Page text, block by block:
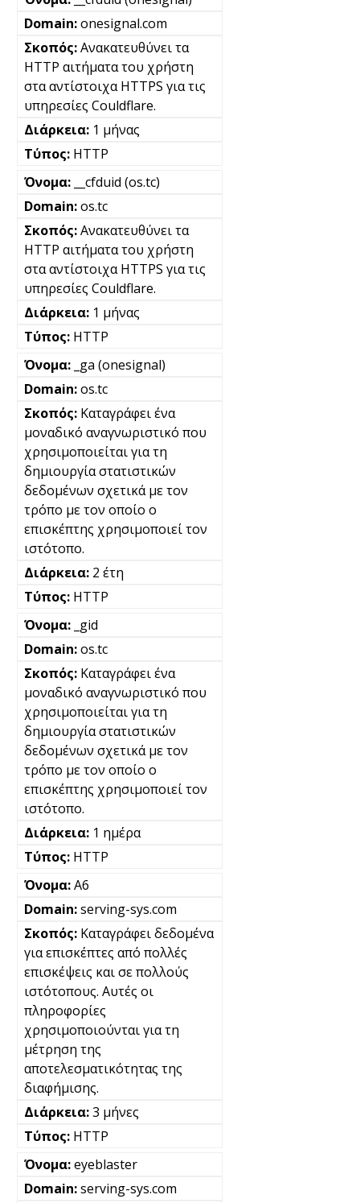
onesignal.com
Ανακατευθύνει τα
HTTP αιτήματα του χρήστη
στα αντίστοιχα HTTPS για τις
υπηρεσίες Couldflare.
1 μήνας
HTTP
__cfduid (os.tc)
os.tc
Ανακατευθύνει τα
HTTP αιτήματα του χρήστη
στα αντίστοιχα HTTPS για τις
υπηρεσίες Couldflare.
1 μήνας
HTTP
_ga (onesignal)
os.tc
Καταγράφει ένα
μοναδικό αναγνωριστικό που
χρησιμοποιείται για τη
δημιουργία στατιστικών
δεδομένων σχετικά με τον
τρόπο με τον οποίο ο
επισκέπτης χρησιμοποιεί τον
ιστότοπο.
2 έτη
HTTP
_gid
os.tc
Καταγράφει ένα
μοναδικό αναγνωριστικό που
χρησιμοποιείται για τη
δημιουργία στατιστικών
δεδομένων σχετικά με τον
τρόπο με τον οποίο ο
επισκέπτης χρησιμοποιεί τον
ιστότοπο.
1 ημέρα
HTTP
A6
serving-sys.com
Καταγράφει δεδομένα
για επισκέπτες από πολλές
επισκέψεις και σε πολλούς
ιστότοπους. Αυτές οι
πληροφορίες
χρησιμοποιούνται για τη
μέτρηση της
αποτελεσματικότητας της
διαφήμισης.
3 μήνες
HTTP
eyeblaster
serving-sys.com